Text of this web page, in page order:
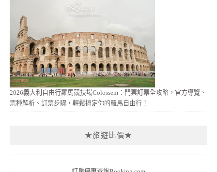
2026義大利自由行羅馬競技場Colossem：門票訂票全攻略，官方導覽、
票種解析、訂票步驟，輕鬆搞定你的羅馬自由行！
★旅遊比價★